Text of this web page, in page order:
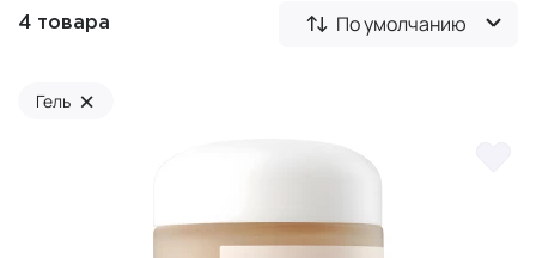
4 товара По умолчанию
Гель ×